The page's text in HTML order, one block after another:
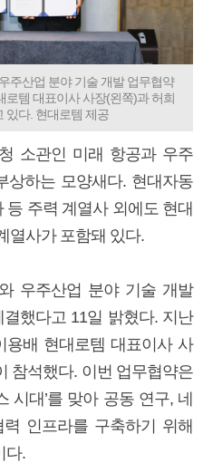
주산업 분야 기술 개발 업무협약
로템 대표이사 사장(왼쪽)과 허희
있다. 현대로템 제공
소관인 미래 항공과 우주
상하는 모양새다. 현대자동
등 주력 계열사 외에도 현대
열사가 포함돼 있다.
우주산업 분야 기술 개발
했다고 11일 밝혔다. 지난
배 현대로템 대표이사 사
참석했다. 이번 업무협약은
시대’를 맞아 공동 연구, 네
인프라를 구축하기 위해
다.